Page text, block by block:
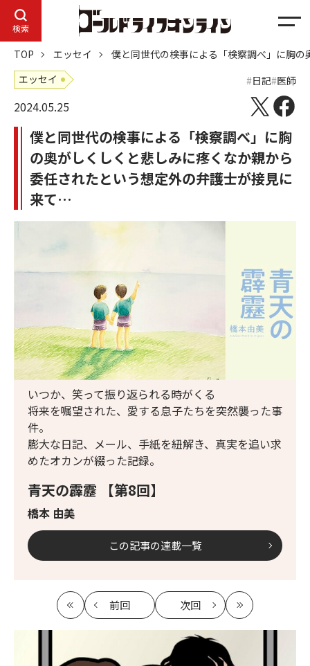
検索
メ
ュ
ー
TOP エッセイ
僕と同世代の検事による「検察調べ」に胸
エッセイ
日記 医師
2024.05.25
僕と同世代の検事による「検察調べ」に胸
の奥がしくしくと悲しみに疼くなか親から
委任されたという想定外の弁護士が接見に
来て…
青天の霹靂 【第8回】
橋本 由美
いつか、笑って振り返られる時がくる
将来を嘱望された、愛する息子たちを突然襲った事
件。
膨大な日記、メール、手紙を紐解き、真実を追い求
めたオカンが綴った記録。
この記事の連載一覧
最
初
前回
記
次回
記
事
へ
最
新